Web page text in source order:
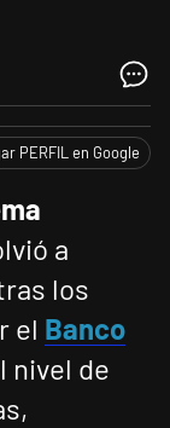
PERFIL en Google
a
los
el Banco
nivel de